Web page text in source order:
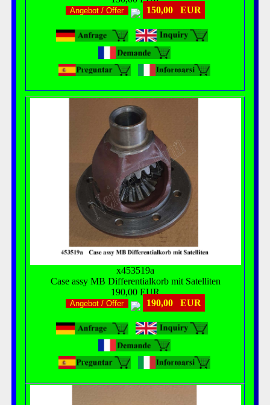
Angebot / Offer 150,00 EUR
x453519a
Case assy MB Differentialkorb mit Satelliten
190,00 EUR
Angebot / Offer 190,00 EUR